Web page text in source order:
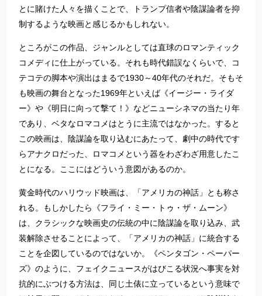
とに賭けた人々を描くことで、トランプ信者や陰謀論者を抑
制するような映画と感じるかもしれない。
ところがこの作品、ジャンルとしては直球のロマンティック
コメディに仕上がっている。それも時代錯誤なくらいで、コ
テコテの脚本や演出はまるで1930～40年代のそれだ。そもそ
も映画の舞台となった1969年といえば《イージー・ライダ
ー》や《明日に向って撃て！》などニューシネマの当たり年
であり、ベタなロマコメはとうに主流ではなかった。すると
この映画は、陰謀論を取り込むにあたって、劇中の時代です
らアナクロだった、ロマコメという器をわざわざ用意したこ
とになる。ここにはどういう意図があるのか。
黄金時代のハリウッド映画は、「アメリカの神話」とも称さ
れる。もしかしたら《フライ・ミー・トゥ・ザ・ムーン》
は、クラシックな映画史の伝統の中に陰謀論を取り込み、武
装解除させることによって、「アメリカの神話」に統合する
ことを企図しているのではないか。《ペンタゴン・ペーパー
ズ》のように、フェイクニュースがはびこる状況へ事実を対
抗的にぶつける方法は、同じ土俵に立っているという意味で